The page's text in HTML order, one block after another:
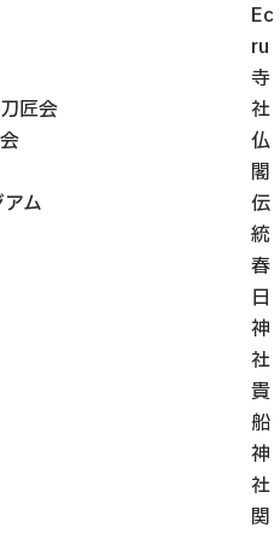
Ec
ru
匠会
ム
寺
社
仏
閣
伝
統
春
日
神
社
貴
船
神
社
関